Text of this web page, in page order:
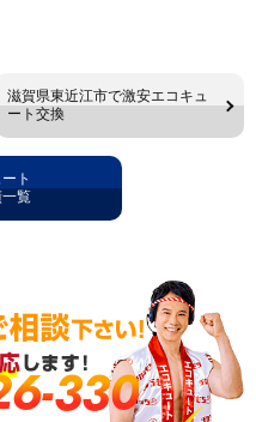
滋賀県東近江市で激安エコキュ
ート交換
ト
覧
330